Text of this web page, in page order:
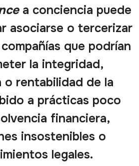
a conciencia puede
asociarse o tercerizar
que podrían
la integridad,
o rentabilidad de la
a prácticas poco
financiera,
insostenibles o
legales.